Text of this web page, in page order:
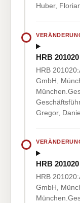
Huber,
HRB 201020
HRB
GmbH,
Gregor,
HRB 201020
HRB
GmbH,